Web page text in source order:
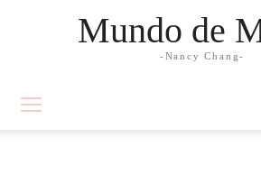
Mundo de
-Nancy Chang-